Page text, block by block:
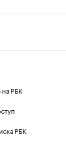
на РБК
РБК